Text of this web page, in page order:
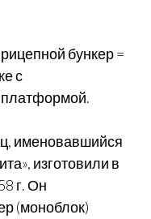
бункер =
с
именовавшийся
изготовили в
г. Он
(моноблок)